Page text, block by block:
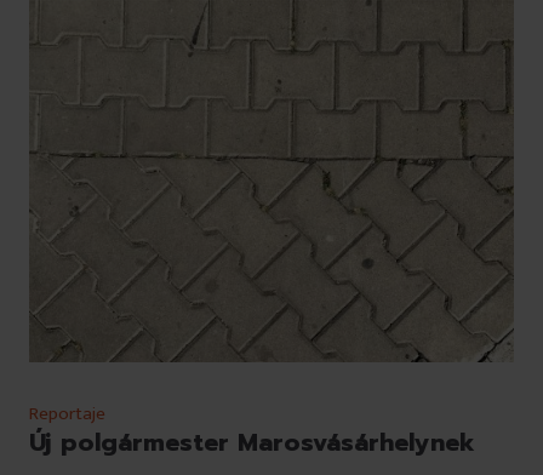
Reportaje
Új polgármester Marosvásárhelynek